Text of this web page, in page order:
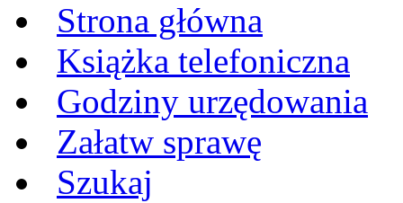
Strona główna
Książka telefoniczna
Godziny urzędowania
Załatw sprawę
Szukaj